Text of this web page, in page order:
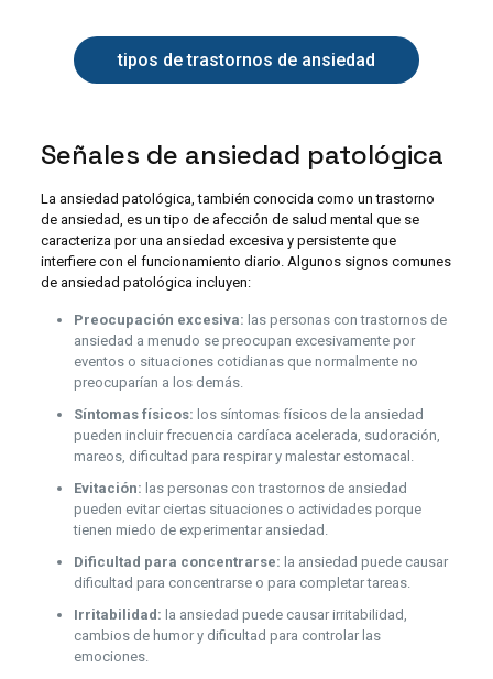
tipos de trastornos de ansiedad
Señales de ansiedad patológica
La ansiedad patológica, también conocida como un trastorno
de ansiedad, es un tipo de afección de salud mental que se
caracteriza por una ansiedad excesiva y persistente que
interfiere con el funcionamiento diario. Algunos signos comunes
de ansiedad patológica incluyen:
Preocupación excesiva: las personas con trastornos de
ansiedad a menudo se preocupan excesivamente por
eventos o situaciones cotidianas que normalmente no
preocuparían a los demás.
Síntomas físicos: los síntomas físicos de la ansiedad
pueden incluir frecuencia cardíaca acelerada, sudoración,
mareos, dificultad para respirar y malestar estomacal.
Evitación: las personas con trastornos de ansiedad
pueden evitar ciertas situaciones o actividades porque
tienen miedo de experimentar ansiedad.
Dificultad para concentrarse: la ansiedad puede causar
dificultad para concentrarse o para completar tareas.
Irritabilidad: la ansiedad puede causar irritabilidad,
cambios de humor y dificultad para controlar las
emociones.